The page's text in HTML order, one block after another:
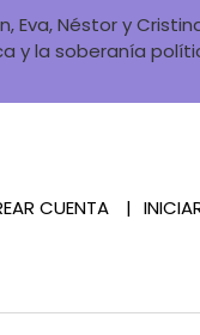
Néstor y
y la soberanía
CUENTA